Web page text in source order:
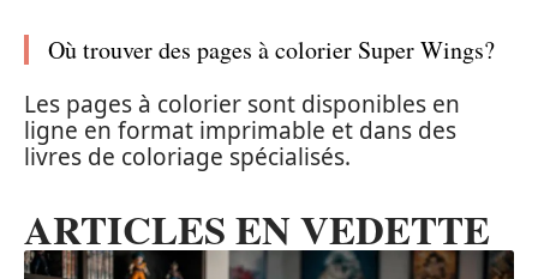
Où trouver des pages à colorier Super Wings?
Les pages à colorier sont disponibles en
ligne en format imprimable et dans des
livres de coloriage spécialisés.
ARTICLES EN VEDETTE